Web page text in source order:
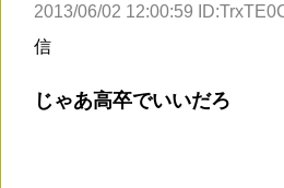
2013/06/02 12:00:59
信
じゃあ高卒でいいだろ